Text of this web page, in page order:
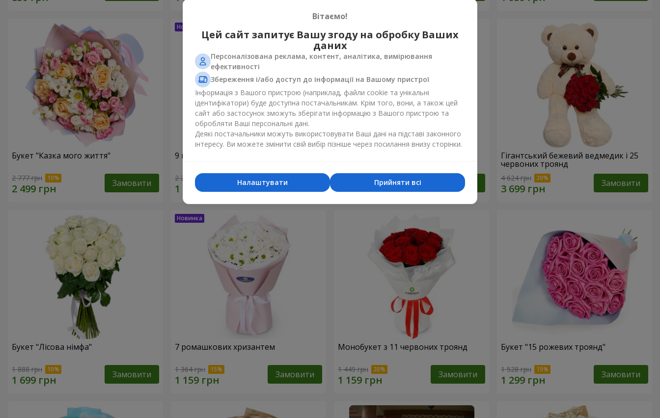
Букет "Казка мого життя"
2 777 грн Замовити
9 кущових кремових
2 212 грн Замовити Замовити
Гігантський бежевий ведмедик і 25
червоних троянд
4 624 грн Замовити
Букет "Лісова німфа"
1 888 грн Замовити
7 ромашкових хризантем
1 364 грн Замовити
Монобукет з 11 червоних троянд
1 449 грн Замовити
Букет "15 рожевих троянд"
1 528 грн Замовити
Вітаємо!
Цей сайт запитує Вашу згоду на обробку Ваших
даних
Персоналізована реклама, контент, аналітика, вимірювання
ефективності
Збереження і/або доступ до інформації на Вашому пристрої
Інформація з Вашого пристрою (наприклад, файли cookie та унікальні
ідентифікатори) буде доступна постачальникам. Крім того, вони, а також цей
сайт або застосунок зможуть зберігати інформацію з Вашого пристрою та
обробляти Ваші персональні дані.
Деякі постачальники можуть використовувати Ваші дані на підставі законного
інтересу. Ви можете змінити свій вибір пізніше через посилання внизу сторінки.
Прийняти всі
Налаштувати